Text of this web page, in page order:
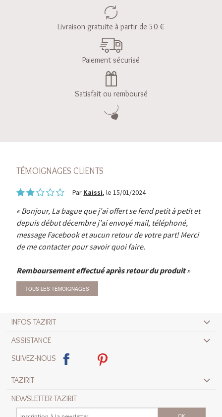
Livraison gratuite à partir de 50 €
Paiement sécurisé
Satisfait ou remboursé
TÉMOIGNAGES CLIENTS
Par Kaissi, le 15/01/2024
Bonjour, La bague que j'ai offert se fend petit à petit et
depuis début décembre j'ai envoyé mail, téléphoné,
message Facebook et aucun retour de votre part! Merci
de me contacter pour savoir quoi faire.
Remboursement effectué après retour du produit
TOUS LES TÉMOIGNAGES
INFOS TAZIRIT
ASSISTANCE
SUIVEZ-NOUS
TAZIRIT
NEWSLETTER TAZIRIT